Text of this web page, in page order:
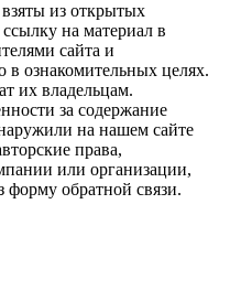
из открытых
на материал в
сайта и
в ознакомительных целях.
их владельцам.
за содержание
на нашем сайте
права,
или организации,
форму обратной связи.